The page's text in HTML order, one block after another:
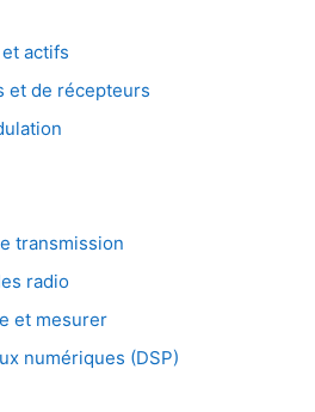
actifs
et de récepteurs
transmission
radio
et mesurer
numériques (DSP)